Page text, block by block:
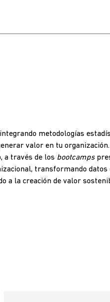
metodologías
valor en tu organización.
a través de los bootcamps
transformando datos
a la creación de valor